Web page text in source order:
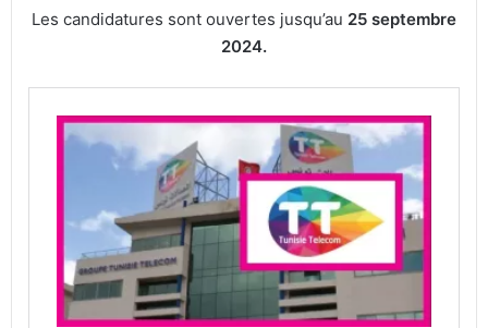
Les candidatures sont ouvertes jusqu’au 25 septembre
2024.